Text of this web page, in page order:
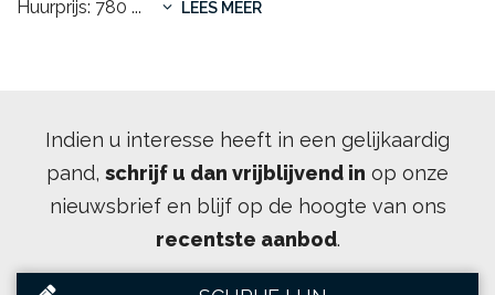
Huurprijs: 780 ... LEES MEER
Indien u interesse heeft in een gelijkaardig
pand, schrijf u dan vrijblijvend in op onze
nieuwsbrief en blijf op de hoogte van ons
recentste aanbod.